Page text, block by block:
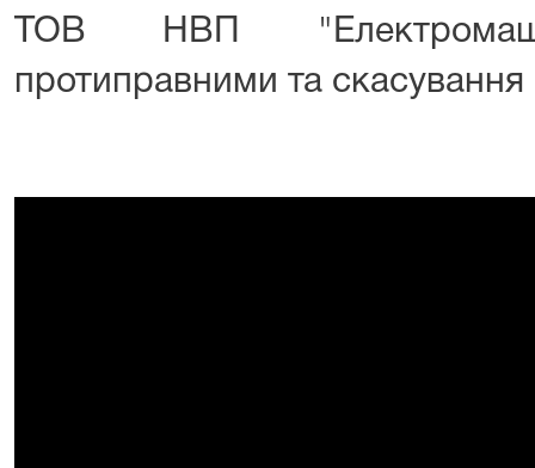
ТОВ НВП
протиправними та скасування